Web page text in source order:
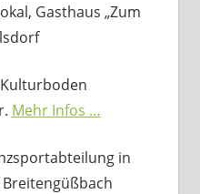
Gasthaus „Zum
Kulturboden
Mehr Infos …
in